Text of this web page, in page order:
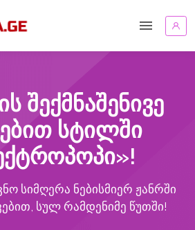
შექმნაშენივე
სტილში
სიმღერა ნებისმიერ ჟანრში
სულ რამდენიმე წუთში!